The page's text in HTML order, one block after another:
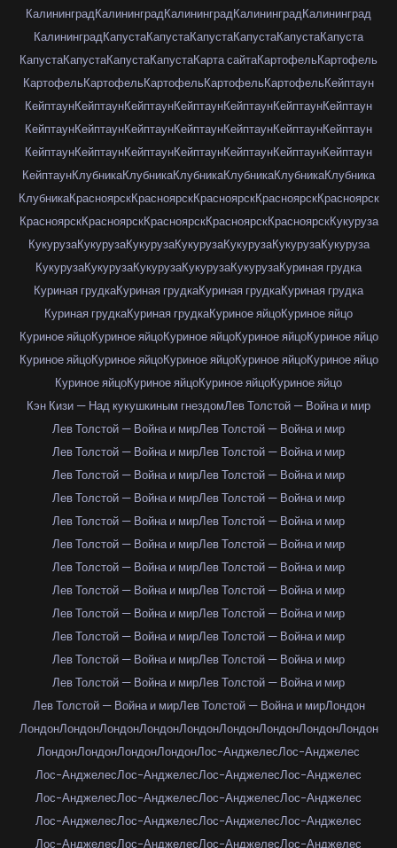
КалининградКалининградКалининградКалининградКалининград
КалининградКапустаКапустаКапустаКапустаКапустаКапуста
КапустаКапустаКапустаКапустаКарта сайтаКартофельКартофель
КартофельКартофельКартофельКартофельКартофельКейптаун
КейптаунКейптаунКейптаунКейптаунКейптаунКейптаунКейптаун
КейптаунКейптаунКейптаунКейптаунКейптаунКейптаунКейптаун
КейптаунКейптаунКейптаунКейптаунКейптаунКейптаунКейптаун
КейптаунКлубникаКлубникаКлубникаКлубникаКлубникаКлубника
КлубникаКрасноярскКрасноярскКрасноярскКрасноярскКрасноярск
КрасноярскКрасноярскКрасноярскКрасноярскКрасноярскКукуруза
КукурузаКукурузаКукурузаКукурузаКукурузаКукурузаКукуруза
КукурузаКукурузаКукурузаКукурузаКукурузаКуриная грудка
Куриная грудкаКуриная грудкаКуриная грудкаКуриная грудка
Куриная грудкаКуриная грудкаКуриное яйцоКуриное яйцо
Куриное яйцоКуриное яйцоКуриное яйцоКуриное яйцоКуриное яйцо
Куриное яйцоКуриное яйцоКуриное яйцоКуриное яйцоКуриное яйцо
Куриное яйцоКуриное яйцоКуриное яйцоКуриное яйцо
Кэн Кизи — Над кукушкиным гнездомЛев Толстой — Война и мир
Лев Толстой — Война и мирЛев Толстой — Война и мир
Лев Толстой — Война и мирЛев Толстой — Война и мир
Лев Толстой — Война и мирЛев Толстой — Война и мир
Лев Толстой — Война и мирЛев Толстой — Война и мир
Лев Толстой — Война и мирЛев Толстой — Война и мир
Лев Толстой — Война и мирЛев Толстой — Война и мир
Лев Толстой — Война и мирЛев Толстой — Война и мир
Лев Толстой — Война и мирЛев Толстой — Война и мир
Лев Толстой — Война и мирЛев Толстой — Война и мир
Лев Толстой — Война и мирЛев Толстой — Война и мир
Лев Толстой — Война и мирЛев Толстой — Война и мир
Лев Толстой — Война и мирЛев Толстой — Война и мир
Лев Толстой — Война и мирЛев Толстой — Война и мирЛондон
ЛондонЛондонЛондонЛондонЛондонЛондонЛондонЛондонЛондон
ЛондонЛондонЛондонЛондонЛос-АнджелесЛос-Анджелес
Лос-АнджелесЛос-АнджелесЛос-АнджелесЛос-Анджелес
Лос-АнджелесЛос-АнджелесЛос-АнджелесЛос-Анджелес
Лос-АнджелесЛос-АнджелесЛос-АнджелесЛос-Анджелес
Лос-АнджелесЛос-АнджелесЛос-АнджелесЛос-Анджелес